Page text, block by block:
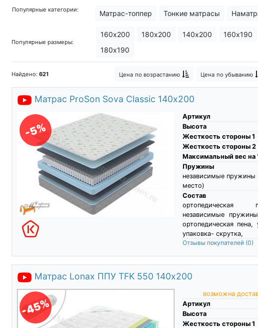
Популярные категории: Матрас-топпер Тонкие матрасы
Матрасы для рабочих Поролоновый матрас
Зональный матрас
Популярные размеры:
160х200 180х200 140х200
160х190
180х190
Найдено: 621 Цена по возрастанию Цена по убыванию
Матрас ProSon Sova Classic 140х200
-5%
Артикул
Высота
Жесткость стороны 1
Жесткость стороны 2
Максимальный вес на
Пружины
независимые пружины
место)
Состав
ортопедическая
независимые
ортопедическая
упаковка- скрутка,
Отзывы покупателей (0)
Матрас Lonax ППУ TFK 550 140х200
-45%
возможна
Артикул
Высота
Жесткость стороны 1